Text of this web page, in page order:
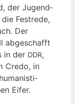
der Jugend­
Fest­re­de,
Der
abge­schafft
in der DDR,
Cre­do, in
Eifer.